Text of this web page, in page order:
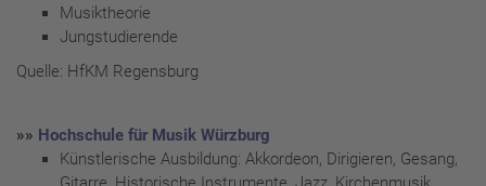
Musiktheorie
Jungstudierende
Quelle: HfKM Regensburg
»» Hochschule für Musik Würzburg
Künstlerische Ausbildung: Akkordeon, Dirigieren, Gesang,